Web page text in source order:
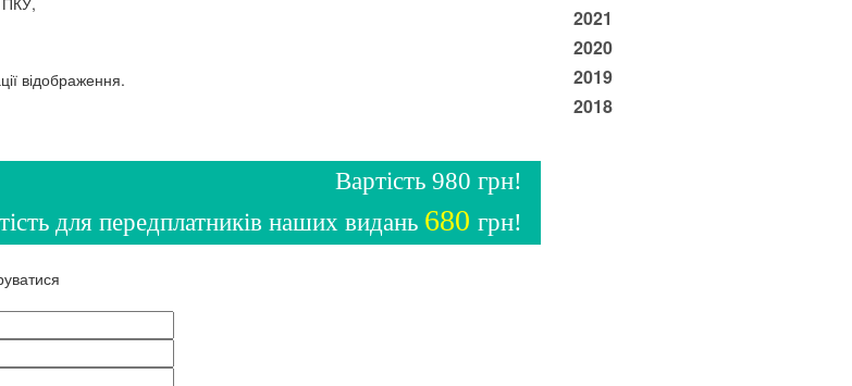
відображення.
Вартість 980 грн!
для передплатників наших видань 680 грн!
2021
2020
2019
2018